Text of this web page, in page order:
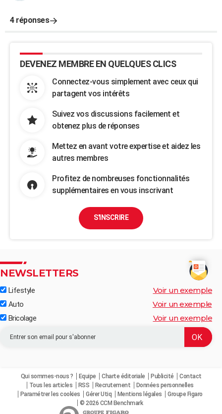
4 réponses
DEVENEZ MEMBRE EN QUELQUES CLICS
Connectez-vous simplement avec ceux qui
partagent vos intérêts
Suivez vos discussions facilement et
obtenez plus de réponses
Mettez en avant votre expertise et aidez les
autres membres
Profitez de nombreuses fonctionnalités
supplémentaires en vous inscrivant
S'INSCRIRE
NEWSLETTERS
Lifestyle Voir un exemple
Auto Voir un exemple
Bricolage Voir un exemple
Qui sommes-nous ? Equipe Charte éditoriale Publicité
Contact
Tous les articles
RSS Recrutement
Données personnelles
Paramétrer les cookies
Gérer Utiq Mentions légales
Groupe Figaro
© 2026 CCM Benchmark